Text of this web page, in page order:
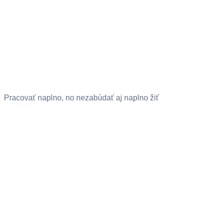
Pracovať naplno, no nezabúdať aj naplno žiť